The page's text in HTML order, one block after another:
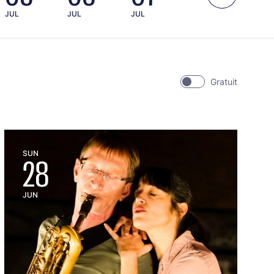
JUL JUL JUL
Gratuit
SUN
28
JUN